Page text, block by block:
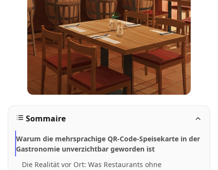
Sommaire
Warum die mehrsprachige QR-Code-Speisekarte in der
Gastronomie unverzichtbar geworden ist
Die Realität vor Ort: Was Restaurants ohne